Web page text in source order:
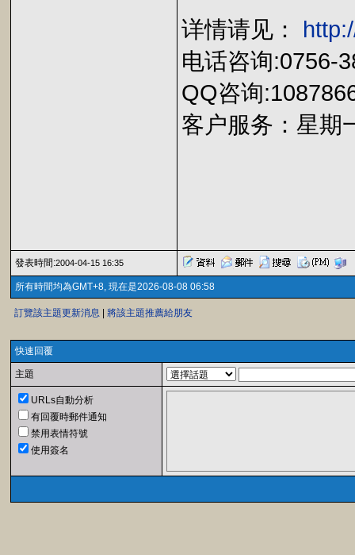
详情请见：
电话咨询:0756-
QQ咨询
客户服务：星期
發表時間:2004-04-15 16:35
所有時間均為GMT+8, 現在是2026-08-08 06:58
訂覽該主題更新消息 將該主題推薦給朋友
快速回覆
主題
URLs自動分析
有回覆時郵件通知
禁用表情符號
使用簽名